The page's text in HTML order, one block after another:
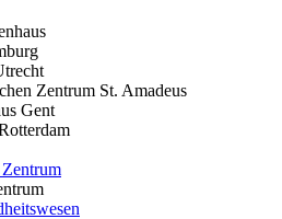
Zentrum St. Amadeus
Gent